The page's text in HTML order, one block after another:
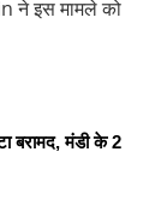
ने इस मामले को
बरामद, मंडी के 2